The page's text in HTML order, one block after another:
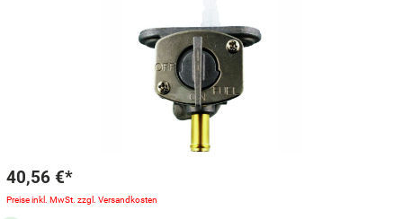
40,56 €*
Preise inkl. MwSt. zzgl. Versandkosten